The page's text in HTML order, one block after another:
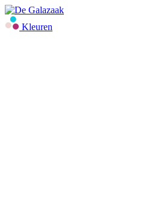
Kleuren